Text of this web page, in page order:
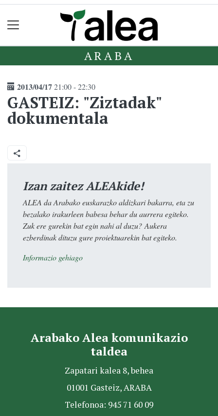
ARABA
2013/04/1721:00 - 22:30
GASTEIZ: "Ziztadak"
dokumentala
Izan zaitez ALEAkide!
ALEA da Arabako euskarazko aldizkari bakarra, eta zu
bezalako irakurleen babesa behar du aurrera egiteko.
Zuk ere gurekin bat egin nahi al duzu? Aukera
ezberdinak dituzu gure proiektuarekin bat egiteko.
Informazio gehiago
Arabako Alea komunikazio
taldea
Zapatari kalea 8, behea
01001 Gasteiz, ARABA
Telefonoa: 945 71 60 09